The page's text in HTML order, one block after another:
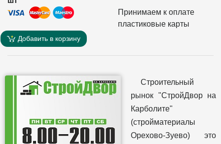
Принимаем к оплате
пластиковые карты
Добавить в корзину
Строительный
рынок "СтройДвор на
Карболите"
(стройматериалы
Орехово-Зуево) это